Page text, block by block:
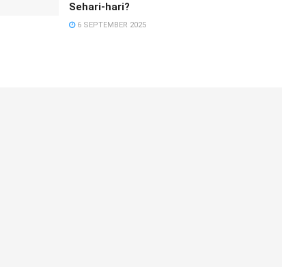
Sehari-hari?
6 SEPTEMBER 2025